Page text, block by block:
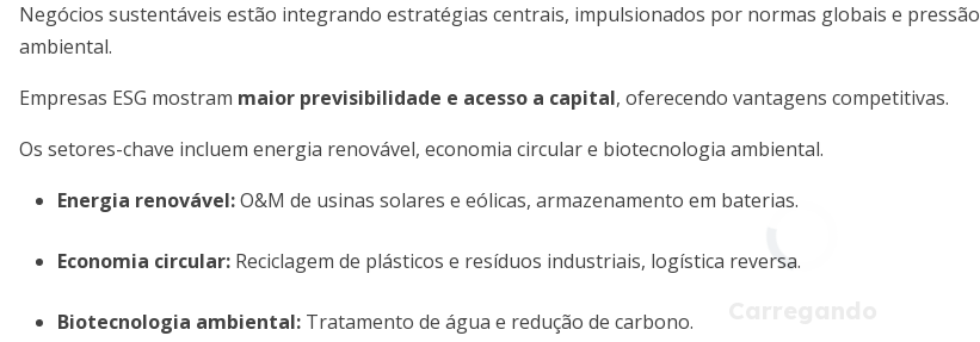
Negócios sustentáveis estão integrando estratégias centrais, impulsionados por normas globais e pressão
ambiental.
Empresas ESG mostram maior previsibilidade e acesso a capital, oferecendo vantagens competitivas.
Os setores-chave incluem energia renovável, economia circular e biotecnologia ambiental.
Energia renovável:O&M de usinas solares e eólicas, armazenamento em baterias.
Economia circular: Reciclagem de plásticos e resíduos industriais, logística reversa.
Biotecnologia ambiental: Tratamento de água e redução de carbono.